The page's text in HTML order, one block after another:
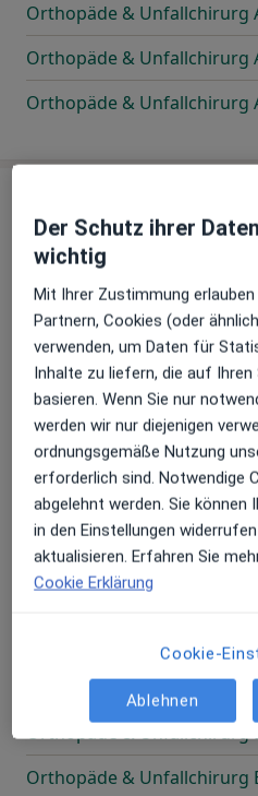
Orthopäde & Unfallchirurg
Orthopäde & Unfallchirurg
Orthopäde & Unfallchirurg
Orthopäde & Unfallchirurg
Orthopäde & Unfallchirurg
Orthopäde & Unfallchirurg
Orthopäde & Unfallchirurg
Orthopäde & Unfallchirurg
Orthopäde & Unfallchirurg
Orthopäde & Unfallchirurg
Orthopäde & Unfallchirurg
Orthopäde & Unfallchirurg
Orthopäde & Unfallchirurg
Orthopäde & Unfallchirurg
Orthopäde & Unfallchirurg
Der Schutz ihrer
wichtig
Mit Ihrer Zustimmung
Partnern, Cookies (oder
verwenden, um Daten für
Inhalte zu liefern, die auf
basieren. Wenn Sie nur
werden wir nur diejenigen
ordnungsgemäße Nutzung
erforderlich sind. Notwendige
abgelehnt werden. Sie können
in den Einstellungen
aktualisieren. Erfahren Sie
Cookie Erklärung
Cookie-
Ablehnen